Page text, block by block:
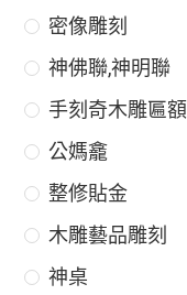
密像雕刻
神佛聯,神明聯
手刻奇木雕匾額
公媽龕
整修貼金
木雕藝品雕刻
神桌